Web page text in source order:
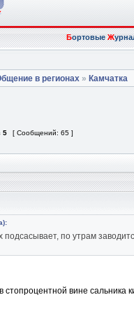
БортовыеЖ
в регионах » Камчатка
5
[ Сообщений: 65 ]
подсасывает, по утрам
стопроцентной вине сальника